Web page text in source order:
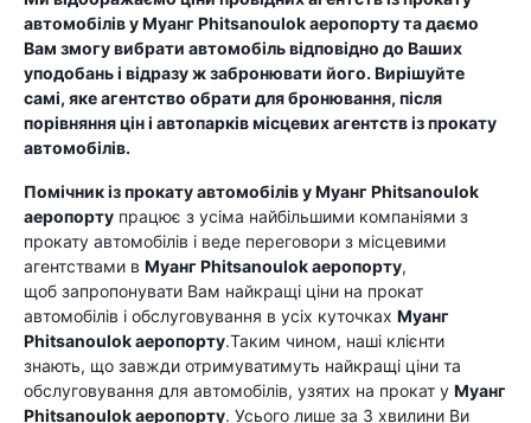
автомобілів уМуанг Phitsanoulok аеропортута даємо
Вам змогу вибрати автомобіль відповідно до Ваших
уподобань і відразу ж забронювати його. Вирішуйте
самі, яке агентство обрати для бронювання, після
порівняння цін і автопарків місцевих агентств із прокату
автомобілів.
Помічник із прокату автомобілів уМуанг Phitsanoulok
аеропорту працює з усіма найбільшими компаніями з
прокату автомобілів і веде переговори з місцевими
агентствами в Муанг Phitsanoulok аеропорту,
щоб запропонувати Вам найкращі ціни на прокат
автомобілів і обслуговування в усіх куточках Муанг
Phitsanoulok аеропорту.Таким чином, наші клієнти
знають, що завжди отримуватимуть найкращі ціни та
обслуговування для автомобілів, узятих на прокат у Муанг
Phitsanoulok аеропорту. Усього лише за 3 хвилини Ви